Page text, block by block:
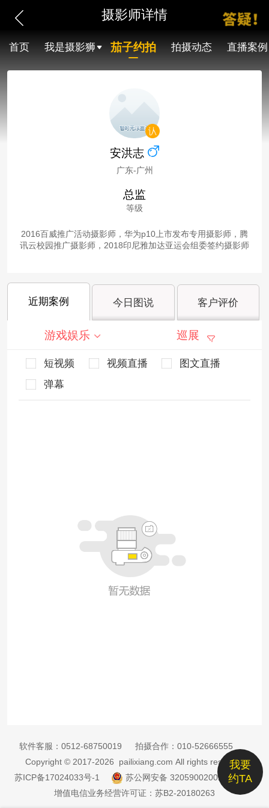
摄影师详情
首页 我是摄影狮 茄子约拍 拍摄动态 直播案例
安洪志
广东-广州
总监
等级
2016百威推广活动摄影师，华为p10上市发布专用摄影师，腾
讯云校园推广摄影师，2018印尼雅加达亚运会组委签约摄影师
近期案例 今日图说 客户评价
游戏娱乐 巡展
短视频 视频直播
图文直播
弹幕
我要
约TA
软件客服： 0512-68750019 拍摄合作： 010-52666555
Copyright © 2017-2026 pailixiang.com All rights reserved
苏ICP备17024033号-1
苏公网安备 32059002002885号
增值电信业务经营许可证：苏B2-20180263